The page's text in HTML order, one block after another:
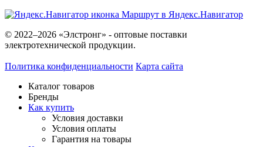
Маршрут в Яндекс.Навигатор
© 2022–2026 «Элстронг» - оптовые поставки
электротехнической продукции.
Политика конфиденциальности Карта сайта
Каталог товаров
Бренды
Как купить
Условия доставки
Условия оплаты
Гарантия на товары